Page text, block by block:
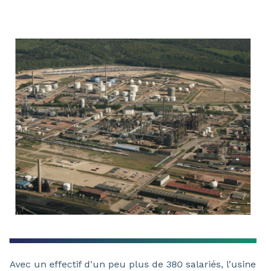
Avec un effectif d'un peu plus de 380 salariés, l’usine